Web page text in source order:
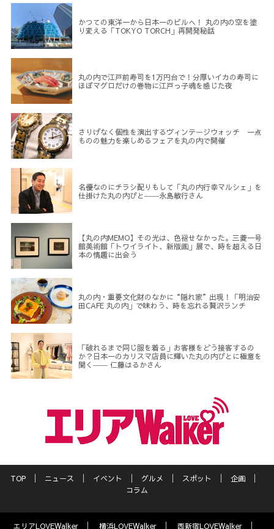
かつての東洋一から日本一のビルへ！ 丸の内の空を塗
り変える「TOKYO TORCH」再開発秘話
丸の内で江戸前寿司を1万円台で！分厚いイカの寿司に
ほぼマグロだけの巻物に江戸っ子魂を感じた夜
さりげなく個性を演出するヴィンテージウォッチ 一点
ものの魅力を楽しめるフェアを丸の内で開催
名優なのにチラシ配りもして「丸の内行幸マルシェ」を
仕掛けた丸の内びと――永島敏行さん
【丸の内MEMO】その光は、色褪せなかった。三菱一号
館美術館「トワイライト、新版画」展で、時を超える日
本の情趣に出会う
丸の内・重要文化財のなかに“隠れ家”出現！「明治安
田CAFE 丸の内」で味わう、時を忘れる贅沢ランチ
「破れるまで同じ服を着る」お客様をどう接客するの
か？日本一のカリスマ店員に輝いた丸の内びとに極意を
聞く―― 仁藤はるかさん
TOP ニュース イベント グルメ スポット
企画
コラム
エリアLOVEWalker 横浜LOVEWalker 西新宿LOVEWalker